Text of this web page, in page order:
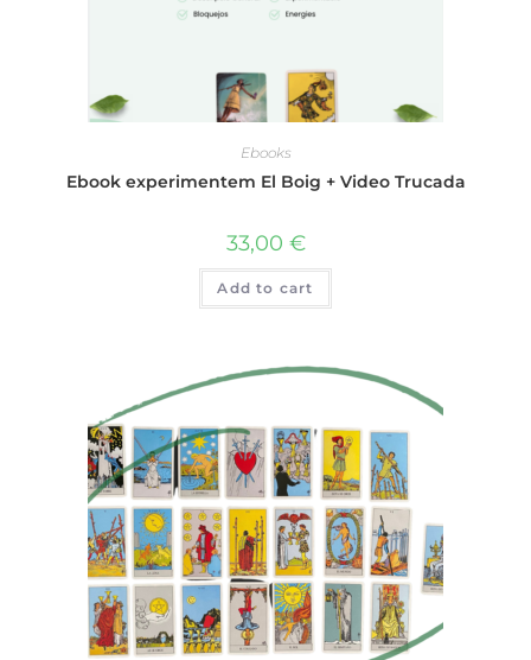
Ebooks
Ebook experimentem El Boig + Video Trucada
33,00 €
Add to cart